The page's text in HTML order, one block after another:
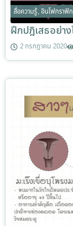
สื่อความรู้, อินโฟกราฟิ
ฝึกปฎิเสธอย่าง
2 กรกฎาคม 2020